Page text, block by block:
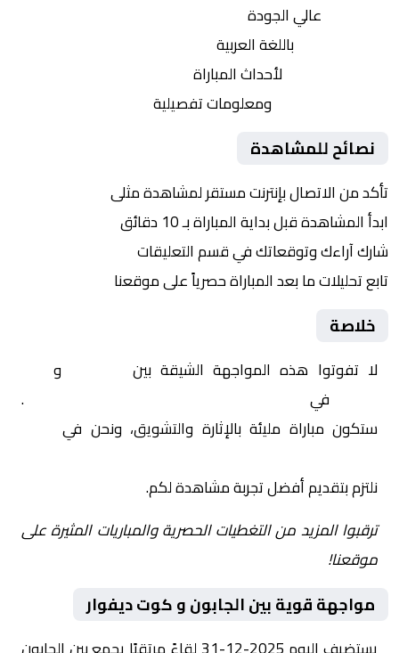
عالي الجودة
باللغة العربية
لأحداث المباراة
ومعلومات تفصيلية
نصائح للمشاهدة
تأكد من الاتصال بإنترنت مستقر لمشاهدة مثلى
ابدأ المشاهدة قبل بداية المباراة بـ 10 دقائق
شارك آراءك وتوقعاتك في قسم التعليقات
تابع تحليلات ما بعد المباراة حصرياً على موقعنا
خلاصة
لا تفوتوا هذه المواجهة الشيقة بين و
في
.
ستكون مباراة مليئة بالإثارة والتشويق، ونحن في
نلتزم بتقديم أفضل تجربة مشاهدة لكم.
ترقبوا المزيد من التغطيات الحصرية والمباريات المثيرة على
موقعنا!
مواجهة قوية بين الجابون و كوت ديفوار